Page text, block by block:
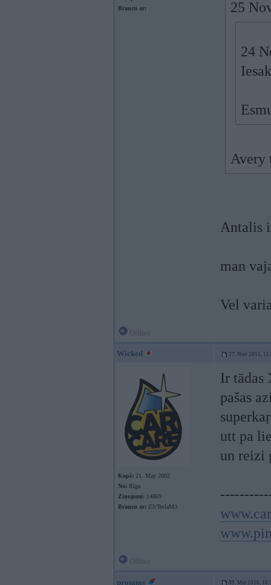
Braucu ar:
25
24
Avery
Antalis
man
Vel
Wicked 27. Nov 2015,
Kopš: 21. May 2002
No: Rīga
Ziņojumi: 14869
Braucu ar: Z3/TeslaM3
Ir tādas
pašas
utt pa
un reizi
protams 09. Mar 2016,